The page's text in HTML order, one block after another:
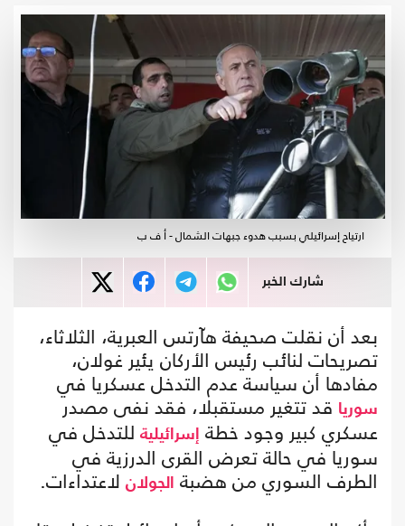
ارتياح إسرائيلي بسبب هدوء جبهات الشمال - أ ف ب
شارك الخبر
بعد أن نقلت صحيفة هآرتس العبرية، الثلاثاء،
تصريحات لنائب رئيس الأركان يئير غولان،
مفادها أن سياسة عدم التدخل عسكريا في
سوريا قد تتغير مستقبلا، فقد نفى مصدر
عسكري كبير وجود خطة
إسرائيلية للتدخل في
سوريا في حالة تعرض القرى الدرزية في
الطرف السوري من هضبة الجولان لاعتداءات.